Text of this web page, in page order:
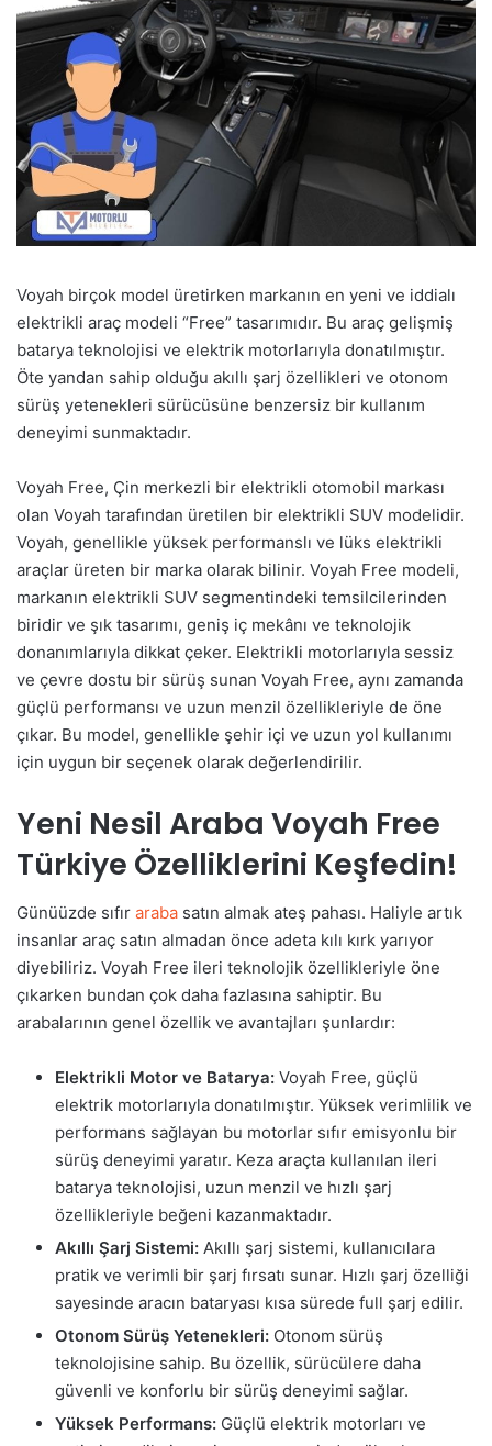
Voyah birçok model üretirken markanın en yeni ve iddialı
elektrikli araç modeli “Free” tasarımıdır. Bu araç gelişmiş
batarya teknolojisi ve elektrik motorlarıyla donatılmıştır.
Öte yandan sahip olduğu akıllı şarj özellikleri ve otonom
sürüş yetenekleri sürücüsüne benzersiz bir kullanım
deneyimi sunmaktadır.
Voyah Free, Çin merkezli bir elektrikli otomobil markası
olan Voyah tarafından üretilen bir elektrikli SUV modelidir.
Voyah, genellikle yüksek performanslı ve lüks elektrikli
araçlar üreten bir marka olarak bilinir. Voyah Free modeli,
markanın elektrikli SUV segmentindeki temsilcilerinden
biridir ve şık tasarımı, geniş iç mekânı ve teknolojik
donanımlarıyla dikkat çeker. Elektrikli motorlarıyla sessiz
ve çevre dostu bir sürüş sunan Voyah Free, aynı zamanda
güçlü performansı ve uzun menzil özellikleriyle de öne
çıkar. Bu model, genellikle şehir içi ve uzun yol kullanımı
için uygun bir seçenek olarak değerlendirilir.
Yeni Nesil Araba Voyah Free
Türkiye Özelliklerini Keşfedin!
Günüüzde sıfır araba satın almak ateş pahası. Haliyle artık
insanlar araç satın almadan önce adeta kılı kırk yarıyor
diyebiliriz. Voyah Free ileri teknolojik özellikleriyle öne
çıkarken bundan çok daha fazlasına sahiptir. Bu
arabalarının genel özellik ve avantajları şunlardır:
Elektrikli Motor ve Batarya: Voyah Free, güçlü
elektrik motorlarıyla donatılmıştır. Yüksek verimlilik ve
performans sağlayan bu motorlar sıfır emisyonlu bir
sürüş deneyimi yaratır. Keza araçta kullanılan ileri
batarya teknolojisi, uzun menzil ve hızlı şarj
özellikleriyle beğeni kazanmaktadır.
Akıllı Şarj Sistemi: Akıllı şarj sistemi, kullanıcılara
pratik ve verimli bir şarj fırsatı sunar. Hızlı şarj özelliği
sayesinde aracın bataryası kısa sürede full şarj edilir.
Otonom Sürüş Yetenekleri: Otonom sürüş
teknolojisine sahip. Bu özellik, sürücülere daha
güvenli ve konforlu bir sürüş deneyimi sağlar.
Yüksek Performans: Güçlü elektrik motorları ve